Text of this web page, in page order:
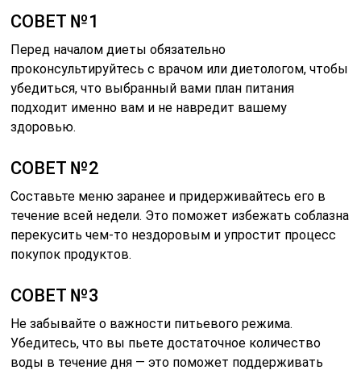
СОВЕТ №1
Перед началом диеты обязательно
проконсультируйтесь с врачом или диетологом, чтобы
убедиться, что выбранный вами план питания
подходит именно вам и не навредит вашему
здоровью.
СОВЕТ №2
Составьте меню заранее и придерживайтесь его в
течение всей недели. Это поможет избежать соблазна
перекусить чем-то нездоровым и упростит процесс
покупок продуктов.
СОВЕТ №3
Не забывайте о важности питьевого режима.
Убедитесь, что вы пьете достаточное количество
воды в течение дня — это поможет поддерживать